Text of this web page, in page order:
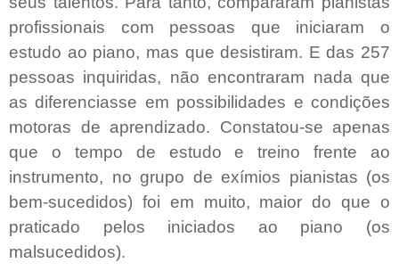
profissionais com pessoas que iniciaram o
estudo ao piano, mas que desistiram. E das 257
pessoas inquiridas, não encontraram nada que
as diferenciasse em possibilidades e condições
motoras de aprendizado. Constatou-se apenas
que o tempo de estudo e treino frente ao
instrumento, no grupo de exímios pianistas (os
bem-sucedidos) foi em muito, maior do que o
praticado pelos iniciados ao piano (os
malsucedidos).